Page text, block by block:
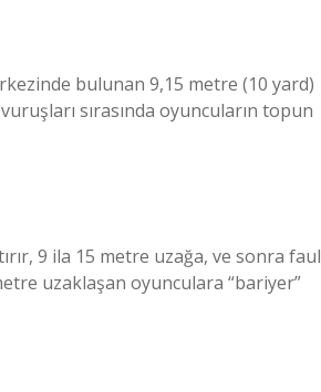
bulunan 9,15 metre (10 yard)
sırasında oyuncuların topun
9 ila 15 metre uzağa, ve sonra faul
uzaklaşan oyunculara “bariyer”